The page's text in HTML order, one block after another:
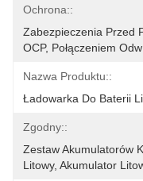
Ochrona::
Zabezpieczenia Przed
OCP, Połączeniem
Nazwa Produktu::
Ładowarka Do Baterii
Zgodny::
Zestaw Akumulatorów
Litowy, Akumulator